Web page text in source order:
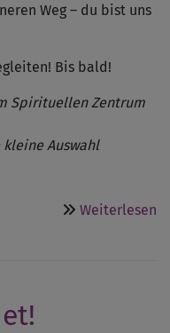
Weg – du bist uns
Bis bald!
Spirituellen Zentrum
Auswahl
Weiterlesen